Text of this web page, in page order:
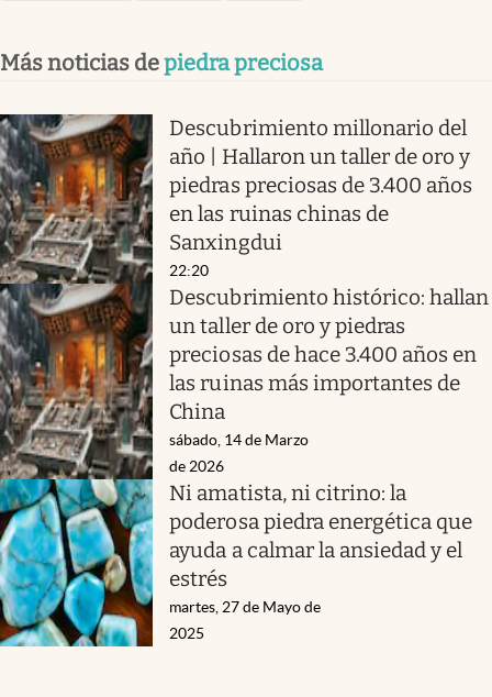
Más noticias depiedra preciosa
Descubrimiento millonario del
año | Hallaron un taller de oro y
piedras preciosas de 3.400 años
en las ruinas chinas de
Sanxingdui
22:20
Descubrimiento histórico: hallan
un taller de oro y piedras
preciosas de hace 3.400 años en
las ruinas más importantes de
China
sábado, 14 de Marzo
de 2026
Ni amatista, ni citrino: la
poderosa piedra energética que
ayuda a calmar la ansiedad y el
estrés
martes, 27 de Mayo de
2025